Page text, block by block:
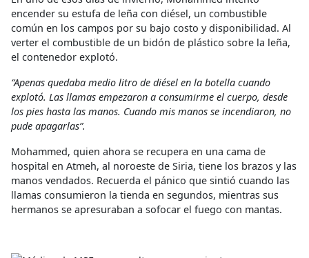
encender su estufa de leña con diésel, un combustible
común en los campos por su bajo costo y disponibilidad. Al
verter el combustible de un bidón de plástico sobre la leña,
el contenedor explotó.
“Apenas quedaba medio litro de diésel en la botella cuando
explotó. Las llamas empezaron a consumirme el cuerpo, desde
los pies hasta las manos. Cuando mis manos se incendiaron, no
pude apagarlas”.
Mohammed, quien ahora se recupera en una cama de
hospital en Atmeh, al noroeste de Siria, tiene los brazos y las
manos vendados. Recuerda el pánico que sintió cuando las
llamas consumieron la tienda en segundos, mientras sus
hermanos se apresuraban a sofocar el fuego con mantas.